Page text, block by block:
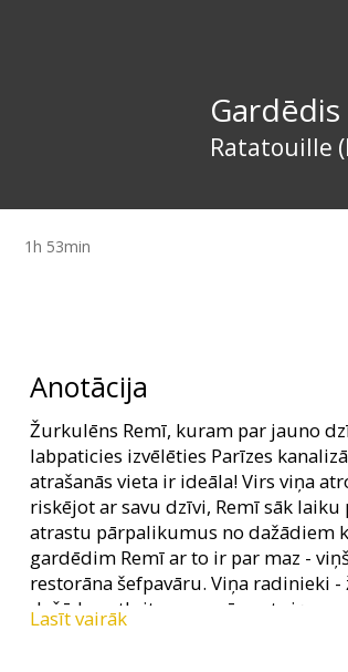
Gardēdis
Ratatouille
1h 53min
Anotācija
Žurkulēns Remī, kuram par jauno
labpaticies izvēlēties Parīzes
atrašanās vieta ir ideāla! Virs viņa
riskējot ar savu dzīvi, Remī sāk
atrastu pārpalikumus no dažādiem
gardēdim Remī ar to ir par maz -
restorāna šefpavāru. Viņa radinieki
dažādus atkritumus, pārmet viņam
tradīcijām, restorāna darbinieki
Lasīt vairāk